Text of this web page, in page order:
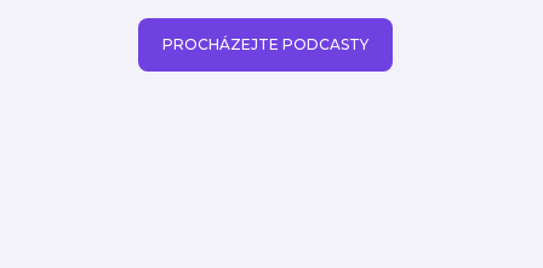
PROCHÁZEJTE PODCASTY